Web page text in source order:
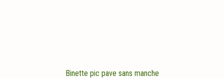
Binette pic pave sans manche